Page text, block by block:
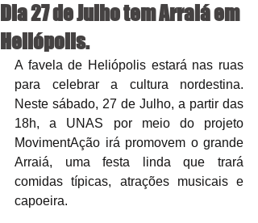
Dia 27 de Julho tem Arraiá em
Heliópolis.
A favela de Heliópolis estará nas ruas
para celebrar a cultura nordestina.
Neste sábado, 27 de Julho, a partir das
18h, a UNAS por meio do projeto
MovimentAção irá promovem o grande
Arraiá, uma festa linda que trará
comidas típicas, atrações musicais e
capoeira.